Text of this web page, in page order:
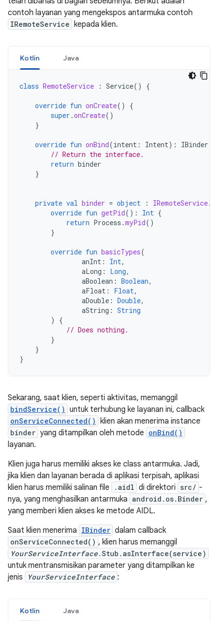
contoh layanan yang mengekspos antarmuka contoh
IRemoteService kepada klien.
Kotlin Java
class RemoteService : Service() {
override fun onCreate()
{
super .onCreate()
}
override fun onBind(intent : Intent): IBinder
// Return the interface.
return binder
}
private val binder = object : IRemoteService.
override fun getPid(): Int {
return Process .myPid()
}
override fun basicTypes(
anInt : Int,
aLong : Long,
aBoolean : Boolean,
aFloat : Float,
aDouble : Double,
aString : String
)
{
// Does nothing.
}
}
}
Sekarang, saat klien, seperti aktivitas, memanggil
bindService() untuk terhubung ke layanan ini, callback
onServiceConnected() klien akan menerima instance
binder yang ditampilkan oleh metode onBind()
layanan.
Klien juga harus memiliki akses ke class antarmuka. Jadi,
jika klien dan layanan berada di aplikasi terpisah, aplikasi
klien harus memiliki salinan file
.aidl di direktori src/ -
nya, yang menghasilkan antarmuka android.os.Binder ,
yang memberi klien akses ke metode AIDL.
Saat klien menerima IBinder dalam callback
onServiceConnected() , klien harus memanggil
YourServiceInterface.Stub.asInterface(service)
untuk mentransmisikan parameter yang ditampilkan ke
jenis
YourServiceInterface :
Kotlin Java